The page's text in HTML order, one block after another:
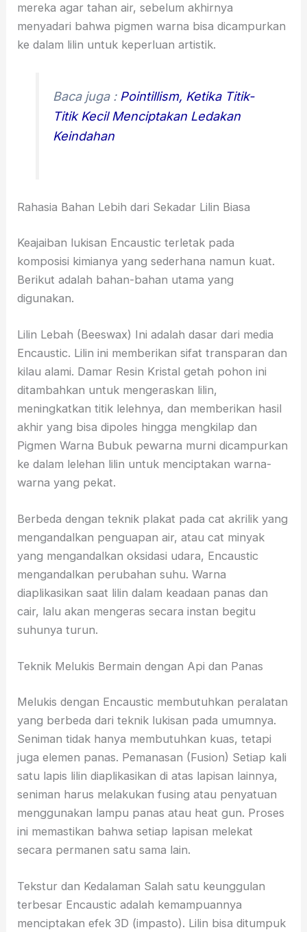
mereka agar tahan air, sebelum akhirnya
menyadari bahwa pigmen warna bisa dicampurkan
ke dalam lilin untuk keperluan artistik.
Baca juga : Pointillism, Ketika Titik-
Titik Kecil Menciptakan Ledakan
Keindahan
Rahasia Bahan Lebih dari Sekadar Lilin Biasa
Keajaiban lukisan Encaustic terletak pada
komposisi kimianya yang sederhana namun kuat.
Berikut adalah bahan-bahan utama yang
digunakan.
Lilin Lebah (Beeswax) Ini adalah dasar dari media
Encaustic. Lilin ini memberikan sifat transparan dan
kilau alami. Damar Resin Kristal getah pohon ini
ditambahkan untuk mengeraskan lilin,
meningkatkan titik lelehnya, dan memberikan hasil
akhir yang bisa dipoles hingga mengkilap dan
Pigmen Warna Bubuk pewarna murni dicampurkan
ke dalam lelehan lilin untuk menciptakan warna-
warna yang pekat.
Berbeda dengan teknik plakat pada cat akrilik yang
mengandalkan penguapan air, atau cat minyak
yang mengandalkan oksidasi udara, Encaustic
mengandalkan perubahan suhu. Warna
diaplikasikan saat lilin dalam keadaan panas dan
cair, lalu akan mengeras secara instan begitu
suhunya turun.
Teknik Melukis Bermain dengan Api dan Panas
Melukis dengan Encaustic membutuhkan peralatan
yang berbeda dari teknik lukisan pada umumnya.
Seniman tidak hanya membutuhkan kuas, tetapi
juga elemen panas. Pemanasan (Fusion) Setiap kali
satu lapis lilin diaplikasikan di atas lapisan lainnya,
seniman harus melakukan fusing atau penyatuan
menggunakan lampu panas atau heat gun. Proses
ini memastikan bahwa setiap lapisan melekat
secara permanen satu sama lain.
Tekstur dan Kedalaman Salah satu keunggulan
terbesar Encaustic adalah kemampuannya
menciptakan efek 3D (impasto). Lilin bisa ditumpuk